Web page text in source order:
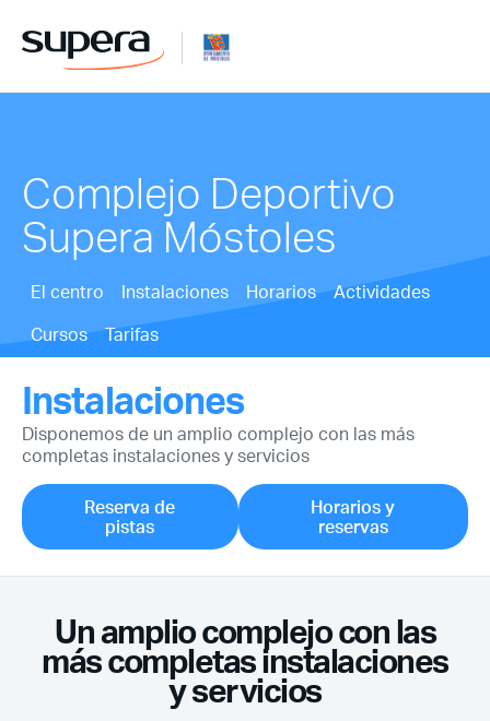
Complejo Deportivo
Supera Móstoles
El centro Instalaciones Horarios
Actividades
Cursos
Tarifas
Instalaciones
Disponemos de un amplio complejo con las más
completas instalaciones y servicios
Reserva de
pistas
Horarios y
reservas
Un amplio complejo con las
más completas instalaciones
y servicios